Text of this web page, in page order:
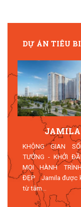
DỰ ÁN TIÊU
JAMILA
KHÔNG GIAN
TƯỞNG - KHỞI
MỌI HÀNH
ĐẸP Jamila được
từ tâm...